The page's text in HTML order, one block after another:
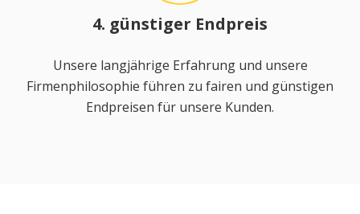
4. günstiger Endpreis
Unsere langjährige Erfahrung und unsere
Firmenphilosophie führen zu fairen und günstigen
Endpreisen für unsere Kunden.